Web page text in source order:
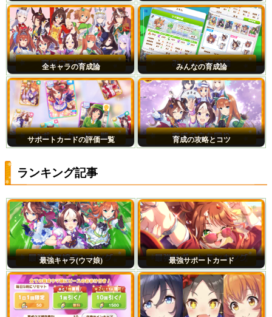
全キャラの育成論 みんなの育成論
サポートカードの評価一覧 育成の攻略とコツ
ランキング記事
最強キャラ(ウマ娘) 最強サポートカード